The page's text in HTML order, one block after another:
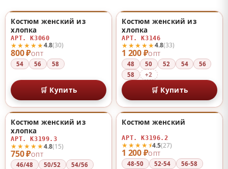
800 ₽ОПТ
★★★★★4.8(30)
Костюм женский из
хлопка
АРТ. К3060
54 56 58
🛒 Купить
1 200 ₽ОПТ
★★★★★4.8(33)
Костюм женский из
хлопка
АРТ. К3146
48 50 52 54
56
58
+2
🛒 Купить
НОВИНКА
750 ₽ОПТ
★★★★★4.8(15)
Костюм женский из
хлопка
АРТ. К3199.3
46/48 50/52
54/56
НОВИНКА
1 200 ₽ОПТ
★★★★⯨4.5(27)
Костюм женский
АРТ. К3196.2
48-50 52-54
56-58